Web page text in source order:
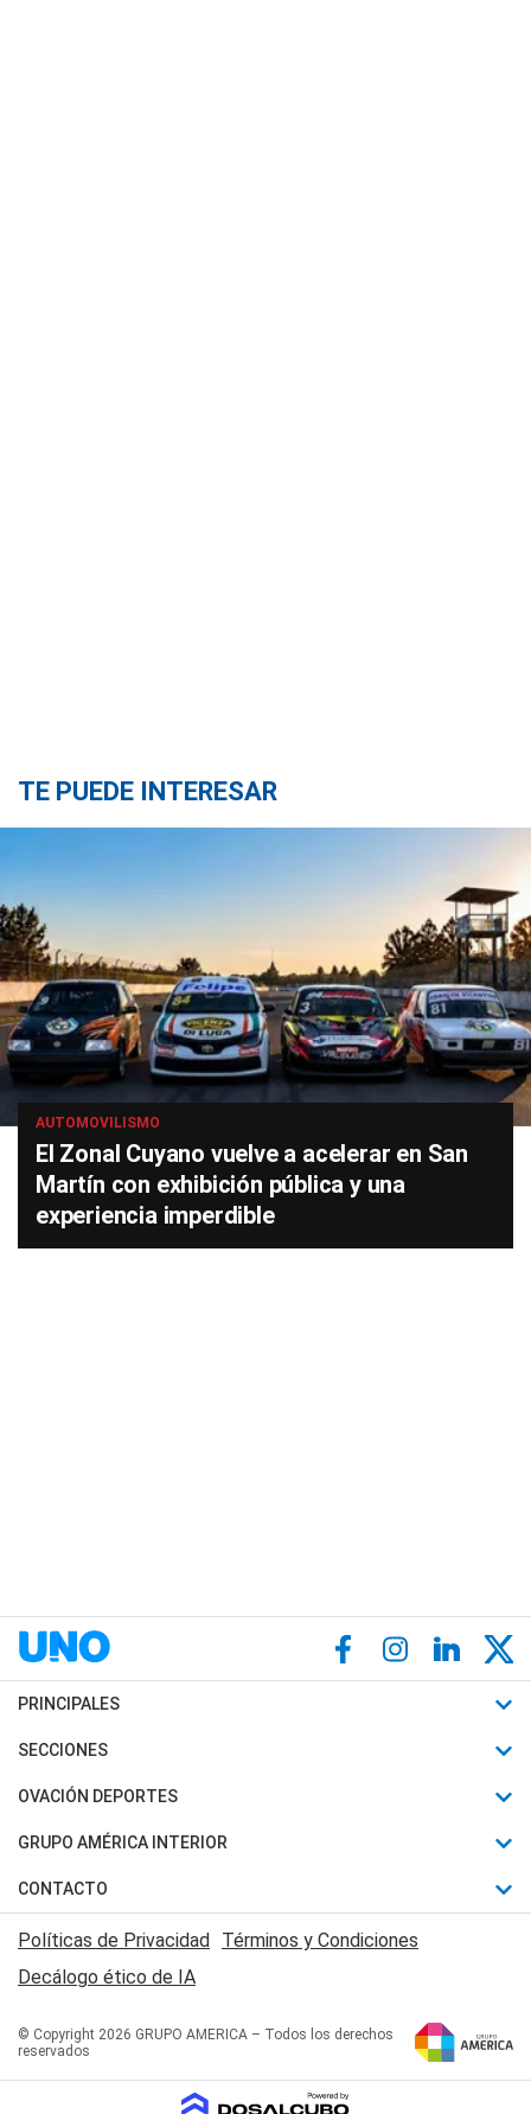
TE PUEDE INTERESAR
AUTOMOVILISMO
El Zonal Cuyano vuelve a acelerar en San
Martín con exhibición pública y una
experiencia imperdible
PRINCIPALES
Últimas Noticias
Política
Judiciales
Economia
SECCIONES
Horóscopo
Motores
Trucos caseros
Series y Películas
Edictos y Solicitadas
OVACIÓN DEPORTES
Fútbol
Mundial
Automovilismo
Rugby
Básquet
GRUPO AMÉRICA INTERIOR
Canal 7 en Vivo
San Juan 8
CONTACTO
Acerca de Nosotros
Contactanos
Políticas de Privacidad Términos y Condiciones
Decálogo ético de IA
© Copyright 2026 GRUPO AMERICA – Todos los derechos
reservados